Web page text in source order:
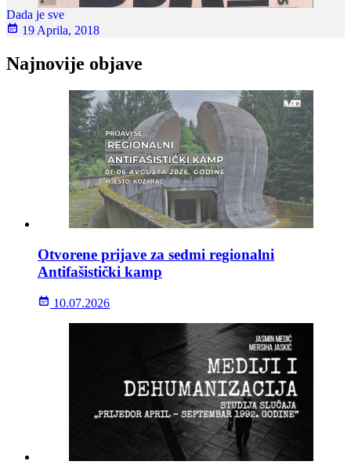
Dada je sve
19 Aprila, 2018
Najnovije objave
Otvorene prijave za sedmi regionalni
Antifašistički kamp
10.07.2026